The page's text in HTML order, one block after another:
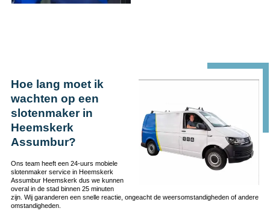
Hoe lang moet ik
wachten op een
slotenmaker in
Heemskerk
Assumbur?
Ons team heeft een 24-uurs mobiele
slotenmaker service in Heemskerk
Assumbur Heemskerk dus we kunnen
overal in de stad binnen 25 minuten
zijn. Wij garanderen een snelle reactie, ongeacht de weersomstandigheden of andere
omstandigheden.